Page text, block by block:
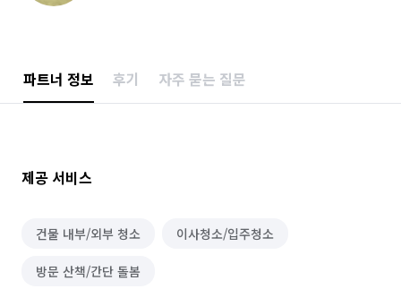
파트너 정보 후기 자주 묻는 질문
제공 서비스
건물 내부/외부 청소 이사청소/입주청소
방문 산책/간단 돌봄